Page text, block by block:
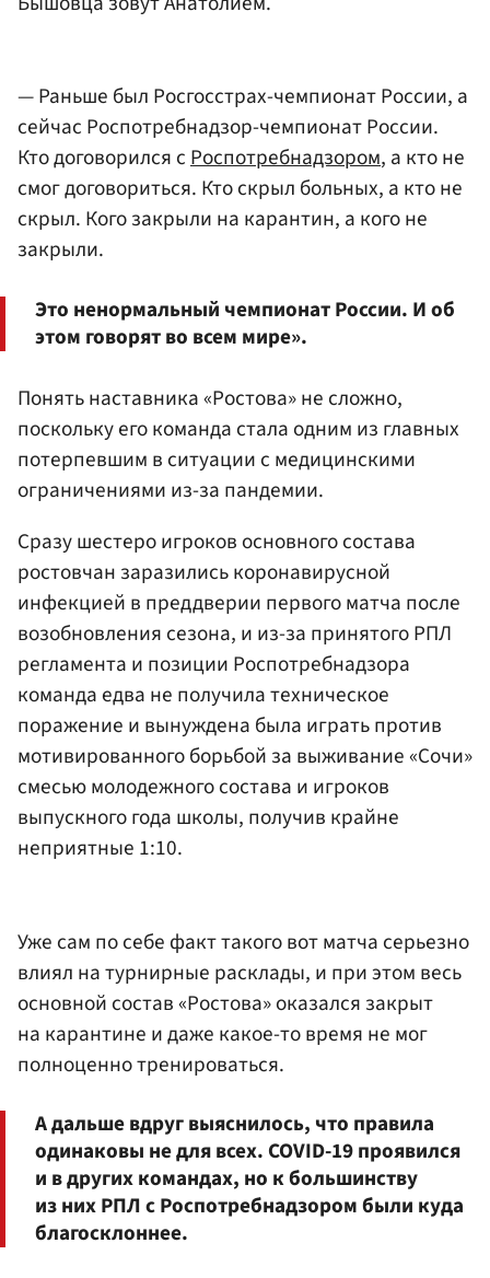
— Раньше был Росгосстрах-чемпионат России, а
сейчас Роспотребнадзор-чемпионат России.
Кто договорился сРоспотребнадзором, а кто не
смог договориться. Кто скрыл больных, а кто не
скрыл. Кого закрыли на карантин, а кого не
закрыли.
Это ненормальный чемпионат России. И об
этом говорят во всем мире».
Понять наставника «Ростова» не сложно,
поскольку его команда стала одним из главных
потерпевшим в ситуации с медицинскими
ограничениями из-за пандемии.
Сразу шестеро игроков основного состава
ростовчан заразились коронавирусной
инфекцией в преддверии первого матча после
возобновления сезона, и из-за принятого РПЛ
регламента и позиции Роспотребнадзора
команда едва не получила техническое
поражение и вынуждена была играть против
мотивированного борьбой за выживание «Сочи»
смесью молодежного состава и игроков
выпускного года школы, получив крайне
неприятные 1:10.
Уже сам по себе факт такого вот матча серьезно
влиял на турнирные расклады, и при этом весь
основной состав «Ростова» оказался закрыт
на карантине и даже какое-то время не мог
полноценно тренироваться.
А дальше вдруг выяснилось, что правила
одинаковы не для всех. COVID-19 проявился
и в других командах, но к большинству
из них РПЛ с Роспотребнадзором были куда
благосклоннее.